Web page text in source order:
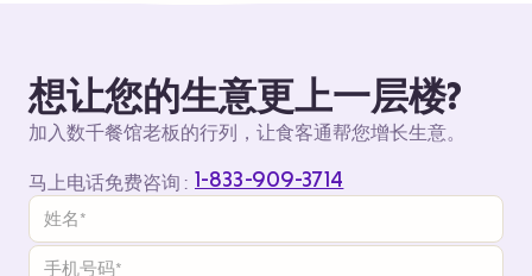
想让您的生意更上一层楼?
加入数千餐馆老板的行列，让食客通帮您增长生意。
马上电话免费咨询 : 1-833-909-3714